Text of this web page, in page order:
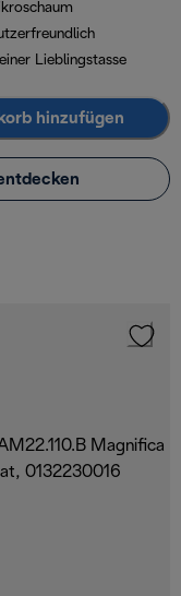
Lieblingstasse
hinzufügen